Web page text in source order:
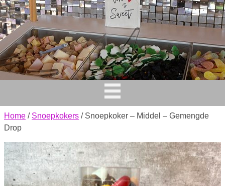
Home / Snoepkokers / Snoepkoker – Middel – Gemengde
Drop